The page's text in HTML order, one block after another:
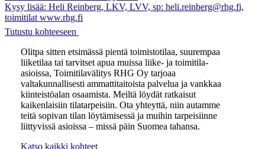
Kysy lisää: Heli Reinberg, LKV, LVV, sp: heli.reinberg@rhg.fi,
toimitilat www.rhg.fi
Tutustu kohteeseen
Olitpa sitten etsimässä pientä toimistotilaa, suurempaa
liiketilaa tai tarvitset apua muissa liike- ja toimitila-
asioissa, Toimitilavälitys RHG Oy tarjoaa
valtakunnallisesti ammattitaitoista palvelua ja vankkaa
kiinteistöalan osaamista. Meiltä löydät ratkaisut
kaikenlaisiin tilatarpeisiin. Ota yhteyttä, niin autamme
teitä sopivan tilan löytämisessä ja muihin tarpeisiinne
liittyvissä asioissa – missä päin Suomea tahansa.
Katso kaikki kohteet